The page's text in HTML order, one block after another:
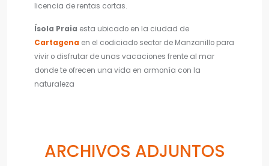
licencia de rentas cortas.
Ísola Praia esta ubicado en la ciudad de
Cartagena en el codiciado sector de Manzanillo para
vivir o disfrutar de unas vacaciones frente al mar
donde te ofrecen una vida en armonía con la
naturaleza
ARCHIVOS ADJUNTOS